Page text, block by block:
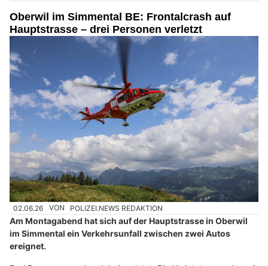
Oberwil im Simmental BE: Frontalcrash auf
Hauptstrasse – drei Personen verletzt
02.06.26 VON POLIZEI.NEWS REDAKTION
Am Montagabend hat sich auf der Hauptstrasse in Oberwil
im Simmental ein Verkehrsunfall zwischen zwei Autos
ereignet.